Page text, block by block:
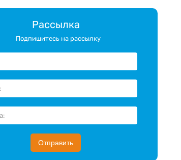
Рассылка
Подпишитесь на рассылку
Отправить